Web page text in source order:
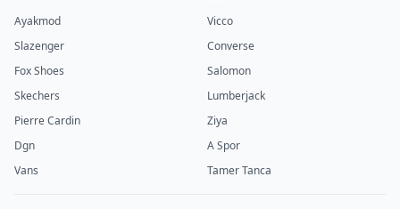
Ayakmod
Slazenger
Fox Shoes
Skechers
Pierre Cardin
Dgn
Vans
Vicco
Converse
Salomon
Lumberjack
Ziya
A Spor
Tamer Tanca